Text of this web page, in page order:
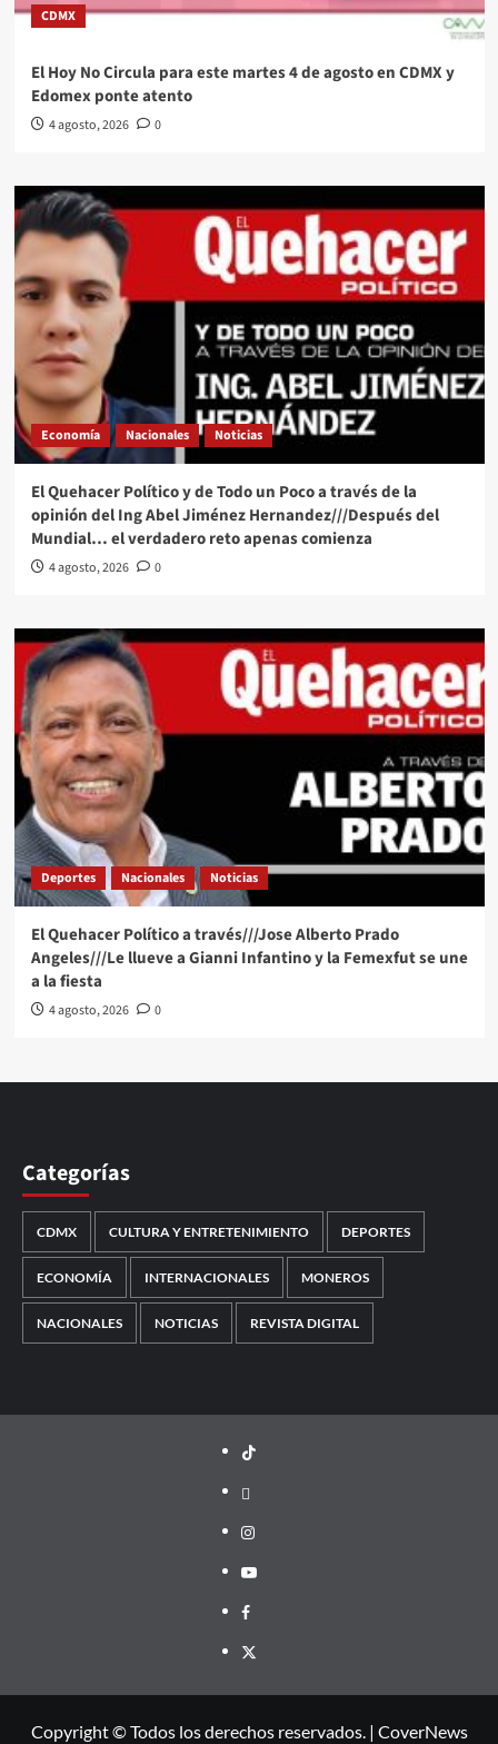
CDMX
El Hoy No Circula para este martes 4 de agosto en CDMX y
Edomex ponte atento
4 agosto, 2026 0
Economía Nacionales Noticias
El Quehacer Político y de Todo un Poco a través de la
opinión del Ing Abel Jiménez Hernandez///Después del
Mundial… el verdadero reto apenas comienza
4 agosto, 2026 0
Deportes Nacionales Noticias
El Quehacer Político a través///Jose Alberto Prado
Angeles///Le llueve a Gianni Infantino y la Femexfut se une
a la fiesta
4 agosto, 2026 0
Categorías
CDMX CULTURA Y ENTRETENIMIENTO DEPORTES
ECONOMÍA INTERNACIONALES MONEROS
NACIONALES NOTICIAS REVISTA DIGITAL
TikTok
threads
Instagram
Youtube
Facebook
X
Copyright © Todos los derechos reservados. | CoverNews